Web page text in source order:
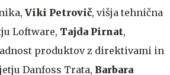
Viki Petrovič, višja tehnična
Loftware, Tajda Pirnat,
produktov z direktivami in
Danfoss Trata, Barbara